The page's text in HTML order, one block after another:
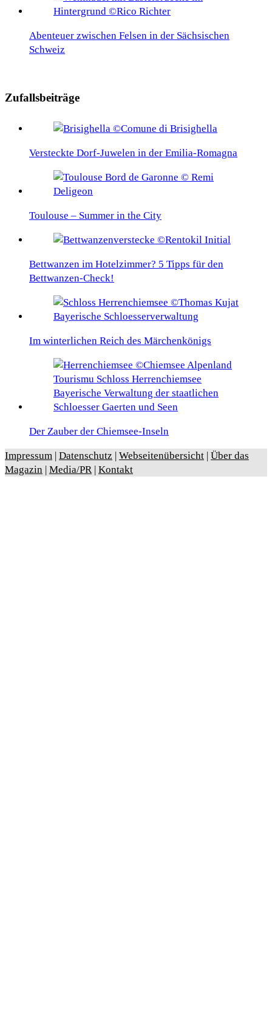
Abenteuer zwischen Felsen in der Sächsischen
Schweiz
Zufallsbeiträge
Versteckte Dorf-Juwelen in der Emilia-Romagna
Toulouse – Summer in the City
Bettwanzen im Hotelzimmer? 5 Tipps für den
Bettwanzen-Check!
Im winterlichen Reich des Märchenkönigs
Der Zauber der Chiemsee-Inseln
Impressum | Datenschutz | Webseitenübersicht | Über das
Magazin | Media/PR | Kontakt